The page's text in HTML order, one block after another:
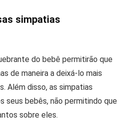
simpatias
do bebê permitirão que
de maneira a deixá-lo mais
Além disso, as simpatias
seus bebês, não permitindo que
sobre eles.